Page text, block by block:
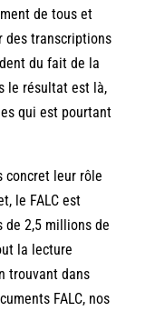
de tous et
des transcriptions
du fait de la
le résultat est là,
qui est pourtant
concret leur rôle
le FALC est
de 2,5 millions de
la lecture
trouvant dans
FALC, nos